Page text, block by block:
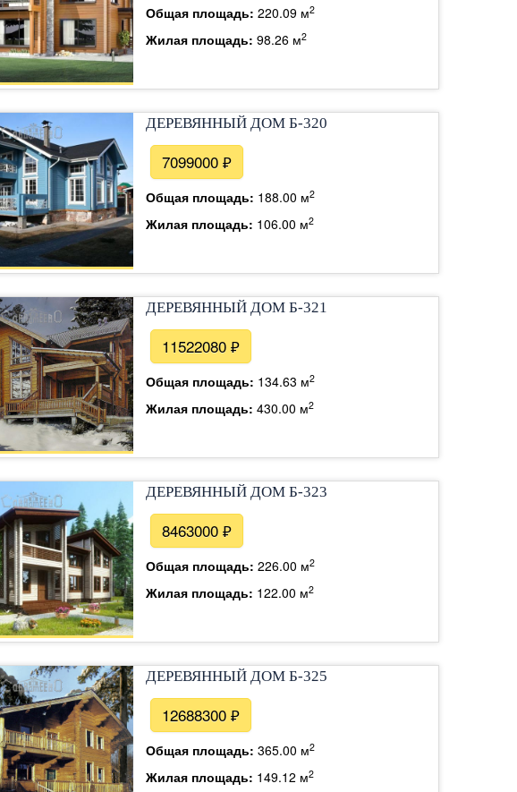
Общая площадь:220.09 м2
Жилая площадь:98.26 м2
ДЕРЕВЯННЫЙ ДОМ Б-320
7099000 ₽
Общая площадь: 188.00 м2
Жилая площадь: 106.00 м2
ДЕРЕВЯННЫЙ ДОМ Б-321
11522080 ₽
Общая площадь: 134.63 м2
Жилая площадь:430.00 м2
ДЕРЕВЯННЫЙ ДОМ Б-323
8463000 ₽
Общая площадь:226.00 м2
Жилая площадь: 122.00 м2
ДЕРЕВЯННЫЙ ДОМ Б-325
12688300 ₽
Общая площадь:365.00 м2
Жилая площадь: 149.12 м2